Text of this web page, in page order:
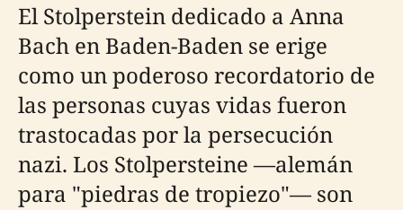
El Stolperstein dedicado a Anna
Bach en Baden-Baden se erige
como un poderoso recordatorio de
las personas cuyas vidas fueron
trastocadas por la persecución
nazi. Los Stolpersteine —alemán
para "piedras de tropiezo"— son